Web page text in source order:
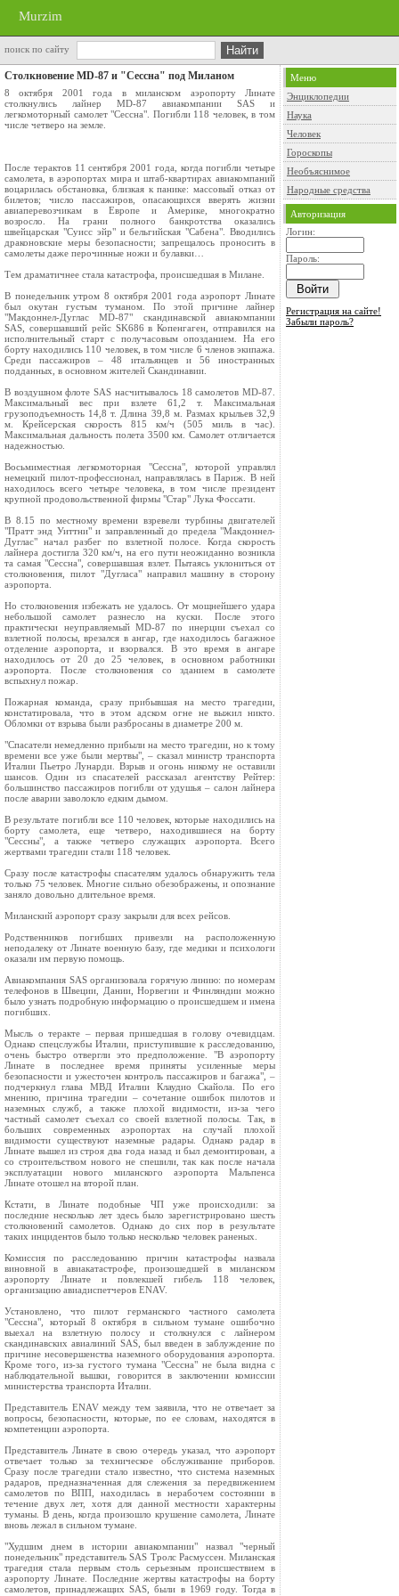
Murzim
поиск по сайту
Столкновение MD-87 и "Сессна" под Миланом
8 октября 2001 года в миланском аэропорту Линате
столкнулись лайнер MD-87 авиакомпании SAS и
легкомоторный самолет "Сессна". Погибли 118 человек, в том
числе четверо на земле.
После терактов 11 сентября 2001 года, когда погибли четыре
самолета, в аэропортах мира и штаб-квартирах авиакомпаний
воцарилась обстановка, близкая к панике: массовый отказ от
билетов; число пассажиров, опасающихся вверять жизни
авиаперевозчикам в Европе и Америке, многократно
возросло. На грани полного банкротства оказались
швейцарская "Суисс эйр" и бельгийская "Сабена". Вводились
драконовские меры безопасности; запрещалось проносить в
самолеты даже перочинные ножи и булавки…
Тем драматичнее стала катастрофа, происшедшая в Милане.
В понедельник утром 8 октября 2001 года аэропорт Линате
был окутан густым туманом. По этой причине лайнер
"Макдоннел-Дуглас MD-87" скандинавской авиакомпании
SAS, совершавший рейс SK686 в Копенгаген, отправился на
исполнительный старт с получасовым опозданием. На его
борту находились 110 человек, в том числе 6 членов экипажа.
Среди пассажиров – 48 итальянцев и 56 иностранных
подданных, в основном жителей Скандинавии.
В воздушном флоте SAS насчитывалось 18 самолетов MD-87.
Максимальный вес при взлете 61,2 т. Максимальная
грузоподъемность 14,8 т. Длина 39,8 м. Размах крыльев 32,9
м. Крейсерская скорость 815 км/ч (505 миль в час).
Максимальная дальность полета 3500 км. Самолет отличается
надежностью.
Восьмиместная легкомоторная "Сессна", которой управлял
немецкий пилот-профессионал, направлялась в Париж. В ней
находилось всего четыре человека, в том числе президент
крупной продовольственной фирмы "Стар" Лука Фоссати.
В 8.15 по местному времени взревели турбины двигателей
"Пратт энд Уиттни" и заправленный до предела "Макдоннел-
Дуглас" начал разбег по взлетной полосе. Когда скорость
лайнера достигла 320 км/ч, на его пути неожиданно возникла
та самая "Сессна", совершавшая взлет. Пытаясь уклониться от
столкновения, пилот "Дугласа" направил машину в сторону
аэропорта.
Но столкновения избежать не удалось. От мощнейшего удара
небольшой самолет разнесло на куски. После этого
практически неуправляемый MD-87 по инерции съехал со
взлетной полосы, врезался в ангар, где находилось багажное
отделение аэропорта, и взорвался. В это время в ангаре
находилось от 20 до 25 человек, в основном работники
аэропорта. После столкновения со зданием в самолете
вспыхнул пожар.
Пожарная команда, сразу прибывшая на место трагедии,
констатировала, что в этом адском огне не выжил никто.
Обломки от взрыва были разбросаны в диаметре 200 м.
"Спасатели немедленно прибыли на место трагедии, но к тому
времени все уже были мертвы", – сказал министр транспорта
Италии Пьетро Лунарди. Взрыв и огонь никому не оставили
шансов. Один из спасателей рассказал агентству Рейтер:
большинство пассажиров погибли от удушья – салон лайнера
после аварии заволокло едким дымом.
В результате погибли все 110 человек, которые находились на
борту самолета, еще четверо, находившиеся на борту
"Сессны", а также четверо служащих аэропорта. Всего
жертвами трагедии стали 118 человек.
Сразу после катастрофы спасателям удалось обнаружить тела
только 75 человек. Многие сильно обезображены, и опознание
заняло довольно длительное время.
Миланский аэропорт сразу закрыли для всех рейсов.
Родственников погибших привезли на расположенную
неподалеку от Линате военную базу, где медики и психологи
оказали им первую помощь.
Авиакомпания SAS организовала горячую линию: по номерам
телефонов в Швеции, Дании, Норвегии и Финляндии можно
было узнать подробную информацию о происшедшем и имена
погибших.
Мысль о теракте – первая пришедшая в голову очевидцам.
Однако спецслужбы Италии, приступившие к расследованию,
очень быстро отвергли это предположение. "В аэропорту
Линате в последнее время приняты усиленные меры
безопасности и ужесточен контроль пассажиров и багажа", –
подчеркнул глава МВД Италии Клаудио Скайола. По его
мнению, причина трагедии – сочетание ошибок пилотов и
наземных служб, а также плохой видимости, из-за чего
частный самолет съехал со своей взлетной полосы. Так, в
больших современных аэропортах на случай плохой
видимости существуют наземные радары. Однако радар в
Линате вышел из строя два года назад и был демонтирован, а
со строительством нового не спешили, так как после начала
эксплуатации нового миланского аэропорта Мальпенса
Линате отошел на второй план.
Кстати, в Линате подобные ЧП уже происходили: за
последние несколько лет здесь было зарегистрировано шесть
столкновений самолетов. Однако до сих пор в результате
таких инцидентов было только несколько человек раненых.
Комиссия по расследованию причин катастрофы назвала
виновной в авиакатастрофе, произошедшей в миланском
аэропорту Линате и повлекшей гибель 118 человек,
организацию авиадиспетчеров ENAV.
Установлено, что пилот германского частного самолета
"Сессна", который 8 октября в сильном тумане ошибочно
выехал на взлетную полосу и столкнулся с лайнером
скандинавских авиалиний SAS, был введен в заблуждение по
причине несовершенства наземного оборудования аэропорта.
Кроме того, из-за густого тумана "Сессна" не была видна с
наблюдательной вышки, говорится в заключении комиссии
министерства транспорта Италии.
Представитель ENAV между тем заявила, что не отвечает за
вопросы, безопасности, которые, по ее словам, находятся в
компетенции аэропорта.
Представитель Линате в свою очередь указал, что аэропорт
отвечает только за техническое обслуживание приборов.
Сразу после трагедии стало известно, что система наземных
радаров, предназначенная для слежения за передвижением
самолетов по ВПП, находилась в нерабочем состоянии в
течение двух лет, хотя для данной местности характерны
туманы. В день, когда произошло крушение самолета, Линате
вновь лежал в сильном тумане.
"Худшим днем в истории авиакомпании" назвал "черный
понедельник" представитель SAS Тролс Расмуссен. Миланская
трагедия стала первым столь серьезным происшествием в
аэропорту Линате. Последние жертвы катастрофы на борту
самолетов, принадлежащих SAS, были в 1969 году. Тогда в
Меню
Энциклопедии
Наука
Человек
Гороскопы
Необъяснимое
Народные средства
Авторизация
Логин:
Пароль:
Регистрация на сайте!
Забыли пароль?